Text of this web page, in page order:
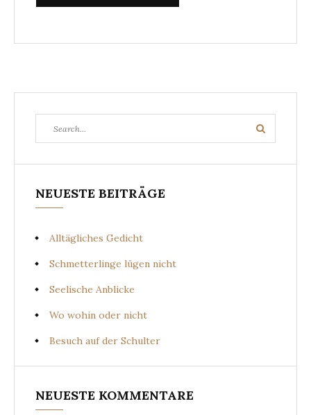
for:
Search
NEUESTE BEITRÄGE
Alltägliches Gedicht
Schmetterlinge lügen nicht
Seelische Anblicke
Wo wohin oder nicht
Besuch auf der Schulter
NEUESTE KOMMENTARE